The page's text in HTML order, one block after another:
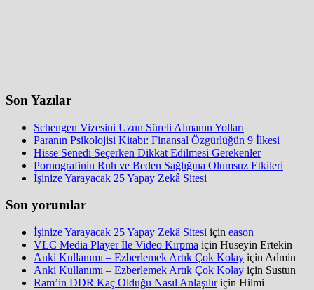
Son Yazılar
Schengen Vizesini Uzun Süreli Almanın Yolları
Paranın Psikolojisi Kitabı: Finansal Özgürlüğün 9 İlkesi
Hisse Senedi Seçerken Dikkat Edilmesi Gerekenler
Pornografinin Ruh ve Beden Sağlığına Olumsuz Etkileri
İşinize Yarayacak 25 Yapay Zekâ Sitesi
Son yorumlar
İşinize Yarayacak 25 Yapay Zekâ Sitesi için eason
VLC Media Player İle Video Kırpma için Huseyin Ertekin
Anki Kullanımı – Ezberlemek Artık Çok Kolay için Admin
Anki Kullanımı – Ezberlemek Artık Çok Kolay için Sustun
Ram’in DDR Kaç Olduğu Nasıl Anlaşılıriçin Hilmi